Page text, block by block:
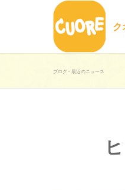
ク
ブログ - 最近のニュース